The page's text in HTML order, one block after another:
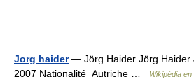
Jorg haider— Jörg Haider Jörg Haider
2007 Nationalité Autriche …
Wikipédia